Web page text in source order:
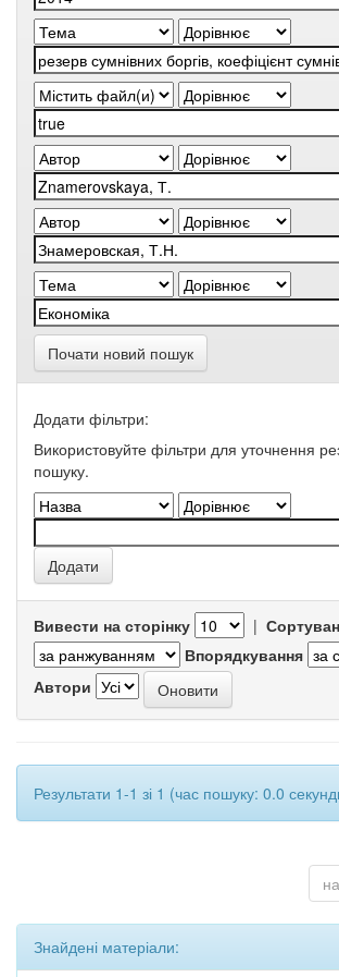
Почати новий пошук
Додати фільтри:
Використовуйте фільтри для уточнення
пошуку.
Вивести на сторінку |
Впорядкування
Автори
Результати 1-1 зі 1 (час пошуку: 0.0
Знайдені матеріали: